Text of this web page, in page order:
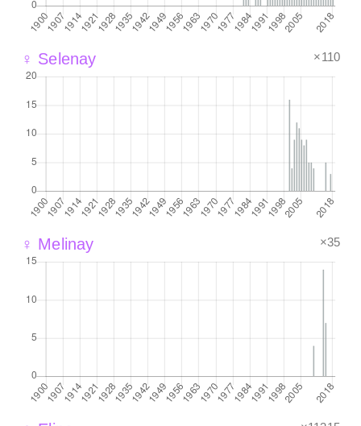
♀ Selenay ×110
♀ Melinay ×35